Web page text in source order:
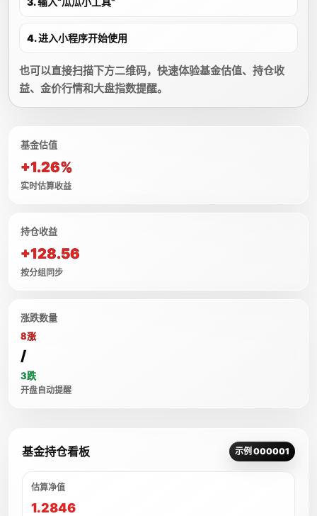
4. 进入小程序开始使用
也可以直接扫描下方二维码，快速体验基金估值、持仓收
益、金价行情和大盘指数提醒。
基金估值
+1.26%
实时估算收益
持仓收益
+128.56
按分组同步
涨跌数量
8涨
/
3跌
开盘自动提醒
基金持仓看板 示例 000001
估算净值
1.2846